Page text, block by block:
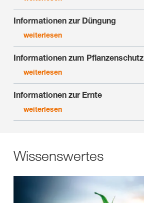
Informationen zur Düngung
weiterlesen
Informationen zum Pflanzenschutz
weiterlesen
Informationen zur Ernte
weiterlesen
Wissenswertes